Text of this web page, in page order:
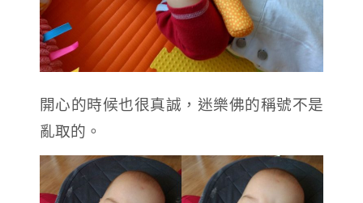
開心的時候也很真誠，迷樂佛的稱號不是
亂取的。